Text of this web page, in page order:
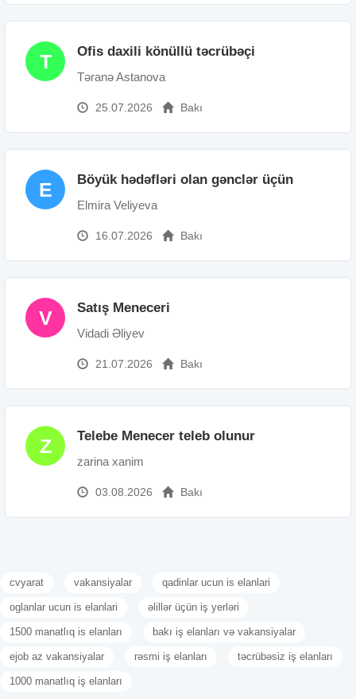
T Ofis daxili könüllü təcrübəçi
Təranə Astanova
25.07.2026 Bakı
E Böyük hədəfləri olan gənclər üçün
Elmira Veliyeva
16.07.2026 Bakı
V Satış Meneceri
Vidadi Əliyev
21.07.2026 Bakı
Z Telebe Menecer teleb olunur
zarina xanim
03.08.2026 Bakı
cvyarat vakansiyalar qadinlar ucun is elanlari
oglanlar ucun is elanlari əlillər üçün iş yerləri
1500 manatlıq is elanları bakı iş elanları və vakansiyalar
ejob az vakansiyalar rəsmi iş elanları təcrübəsiz iş elanları
1000 manatlıq iş elanları